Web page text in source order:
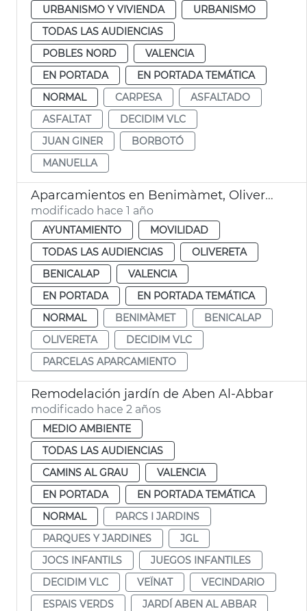
URBANISMO Y VIVIENDA
URBANISMO
TODAS LAS AUDIENCIAS
POBLES NORD
VALENCIA
EN PORTADA
EN PORTADA TEMÁTICA
NORMAL
CARPESA
ASFALTADO
ASFALTAT
DECIDIM VLC
JUAN GINER
BORBOTÓ
MANUELLA
Aparcamientos en Benimàmet, Olivereta y Benicalap
modificado hace 1 año
AYUNTAMIENTO
MOVILIDAD
TODAS LAS AUDIENCIAS
OLIVERETA
BENICALAP
VALENCIA
EN PORTADA
EN PORTADA TEMÁTICA
NORMAL
BENIMÀMET
BENICALAP
OLIVERETA
DECIDIM VLC
PARCELAS APARCAMIENTO
Remodelación jardín de Aben Al-Abbar
modificado hace 2 años
MEDIO AMBIENTE
TODAS LAS AUDIENCIAS
CAMINS AL GRAU
VALENCIA
EN PORTADA
EN PORTADA TEMÁTICA
NORMAL
PARCS I JARDINS
PARQUES Y JARDINES
JGL
JOCS INFANTILS
JUEGOS INFANTILES
DECIDIM VLC
VEÏNAT
VECINDARIO
ESPAIS VERDS
JARDÍ ABEN AL ABBAR